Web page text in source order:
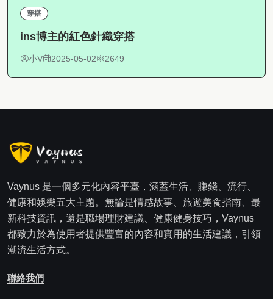
穿搭
ins博主的紅色針織穿搭
小V 2025-05-02 2649
Vaynus 是一個多元化內容平臺，涵蓋生活、賺錢、流行、
健康和娛樂五大主題。無論是情感故事、旅遊美食指南、最
新科技資訊，還是職場理財建議、健康健身技巧，Vaynus
都致力於為使用者提供豐富的內容和實用的生活建議，引領
潮流生活方式。
聯絡我們